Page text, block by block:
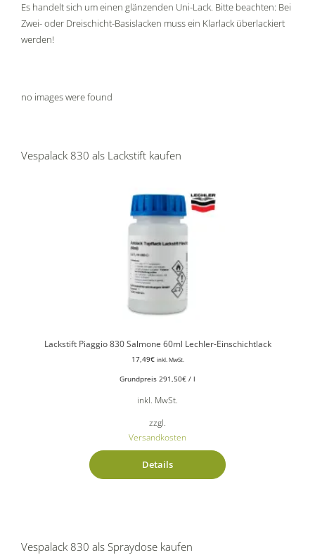
Es handelt sich um einen glänzenden Uni-Lack. Bitte beachten: Bei
Zwei- oder Dreischicht-Basislacken muss ein Klarlack überlackiert
werden!
no images were found
Vespalack 830 als Lackstift kaufen
Lackstift Piaggio 830 Salmone 60ml Lechler-Einschichtlack
17,49€ inkl. MwSt.
Grundpreis 291,50€ / l
inkl. MwSt.
zzgl.
Versandkosten
Details
Vespalack 830 als Spraydose kaufen